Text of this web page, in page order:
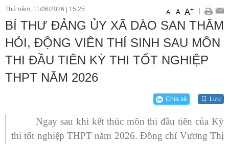
Thứ năm, 11/06/2026 15:25 A- A A+
BÍ THƯ ĐẢNG ỦY XÃ DÀO SAN THĂM
HỎI, ĐỘNG VIÊN THÍ SINH SAU MÔN
THI ĐẦU TIÊN KỲ THI TỐT NGHIỆP
THPT NĂM 2026
Chia sẻ Lưu
Ngay sau khi kết thúc môn thi đầu tiên của Kỳ
thi tốt nghiệp THPT năm 2026. Đồng chí Vương Thị